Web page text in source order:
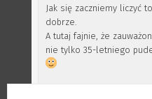
Jak się zaczniemy liczyć
dobrze.
A tutaj fajnie, że
nie tylko 35-letniego